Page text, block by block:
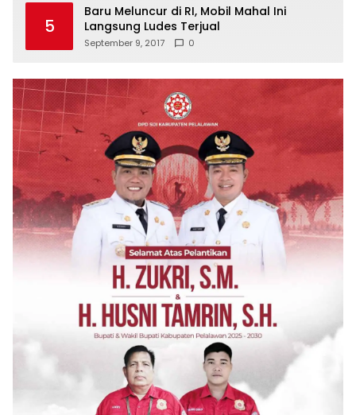
5
Baru Meluncur di RI, Mobil Mahal Ini
Langsung Ludes Terjual
September 9, 2017 0